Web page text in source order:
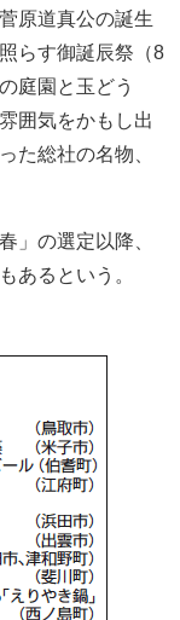
原道真公の誕生
らす御誕辰祭（8
庭園と玉どう
囲気をかもし出
た総社の名物、
」の選定以降、
あるという。